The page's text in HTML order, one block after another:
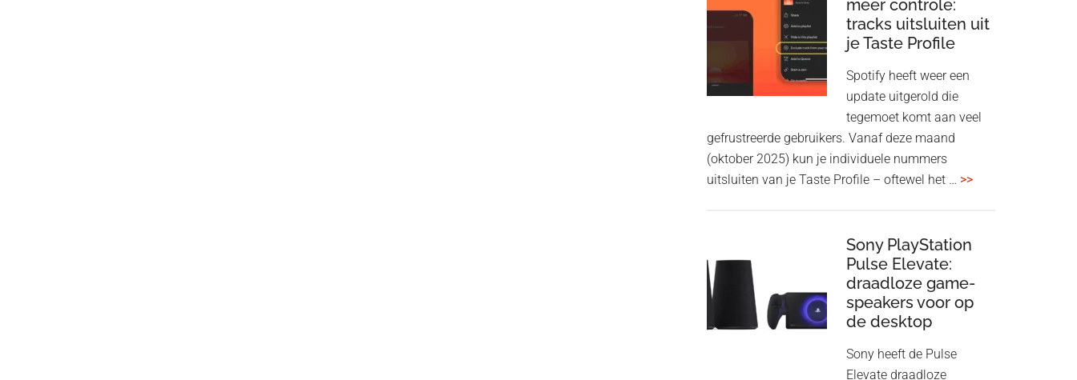
aan
WF-
1000XM6
meer controle:
tracks uitsluiten uit
je Taste Profile
Spotify heeft weer een
update uitgerold die
tegemoet komt aan veel
gefrustreerde gebruikers. Vanaf deze maand
(oktober 2025) kun je individuele nummers
uitsluiten van je Taste Profile – oftewel het … >>overSpotify
tracks
uitsluiten
Sony PlayStation
Pulse Elevate:
draadloze game-
speakers voor op
de desktop
Sony heeft de Pulse
Elevate draadloze